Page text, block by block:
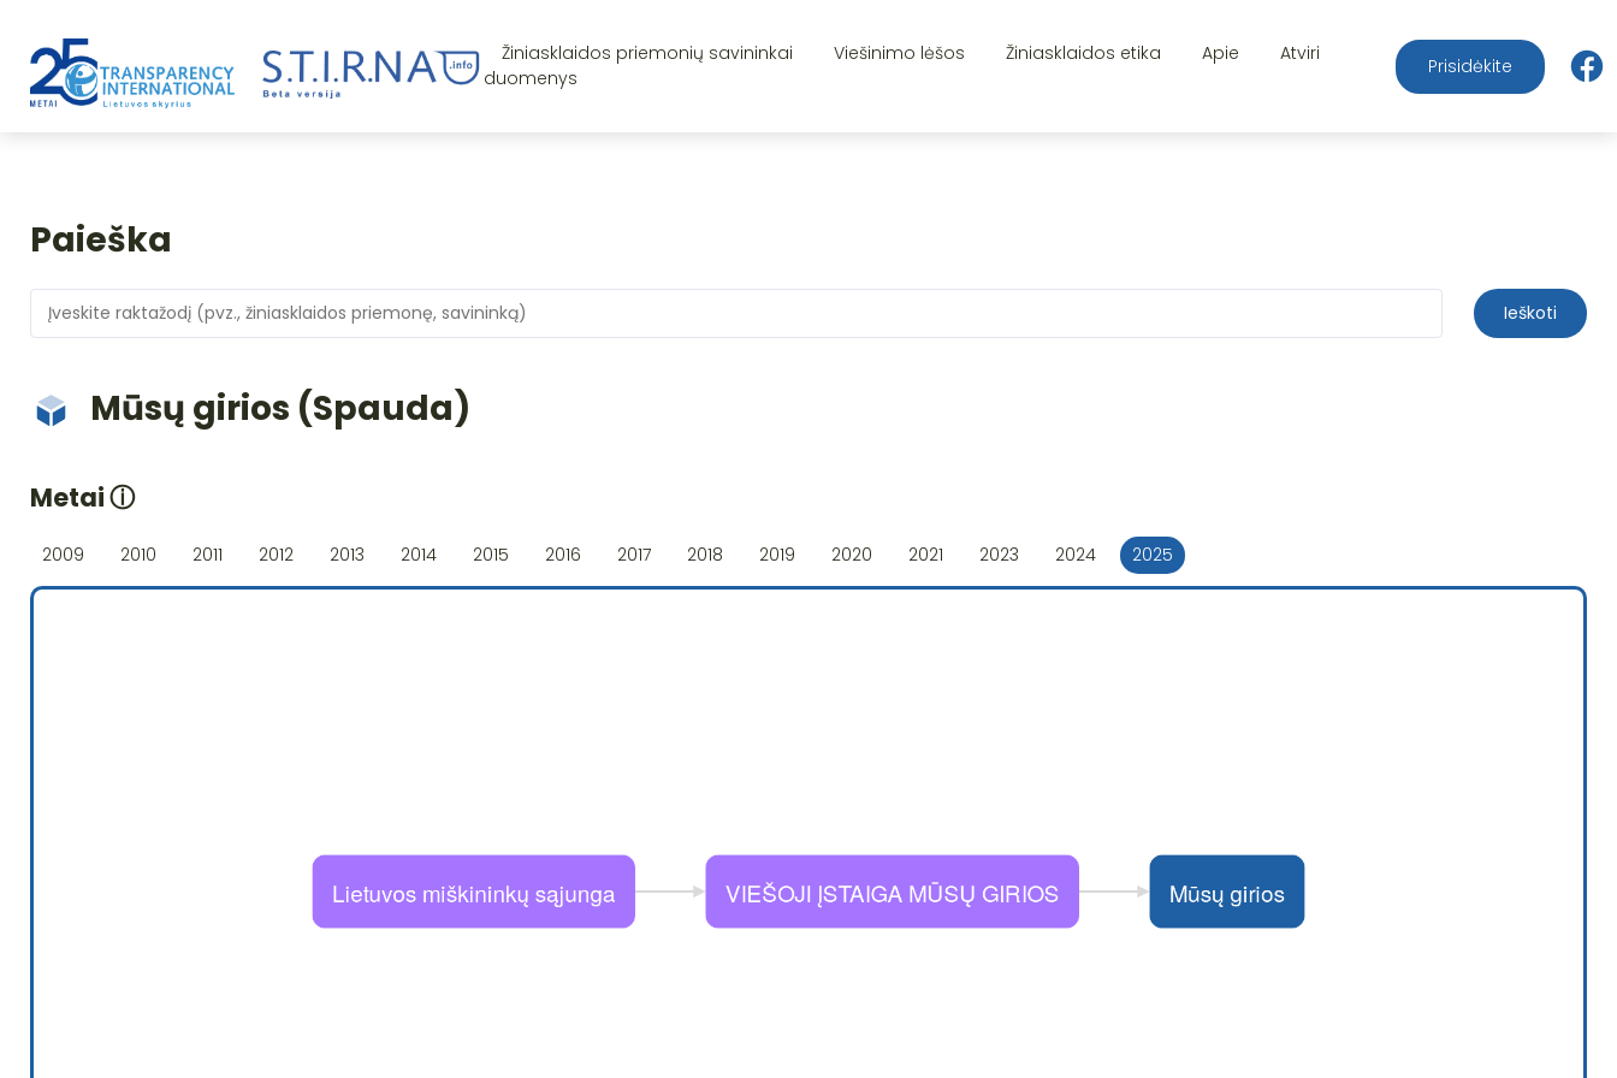
Žiniasklaidos priemonių savininkai Viešinimo lėšos Žiniasklaidos etika Apie
Atviri
duomenys
Prisidėkite
Paieška
Ieškoti
Mūsų girios (Spauda)
Metaiⓘ
2009 2010 2011 2012 2013 2014 2015 2016 2017 2018 2019 2020 2021 2023 2024 2025